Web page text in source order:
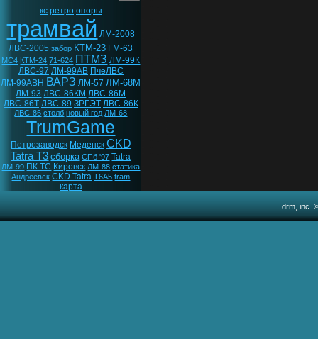
кс ретро опоры
трамвай ЛМ-2008
ЛВС-2005 забор КТМ-23 ГМ-63
МС4 КТМ-24 71-624 ПТМЗ ЛМ-99К
ЛВС-97 ЛМ-99АВ ПчеЛВС
ЛМ-99АВН ВАРЗ ЛМ-57 ЛМ-68М
ЛМ-93 ЛВС-86КМ ЛВС-86М
ЛВС-86Т ЛВС-89 ЗРГЭТ ЛВС-86К
ЛВС-86 столб новый год ЛМ-68
TrumGame
Петрозаводск Меденск CKD
Tatra T3 сборка СПб '97 Tatra
ЛМ-99 ПК ТС Кировск ЛМ-88 статика
Андреевск CKD Tatra T6A5 tram
карта
drm, inc.